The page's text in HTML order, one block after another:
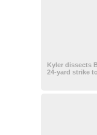
Kyler dissects
24-yard strike